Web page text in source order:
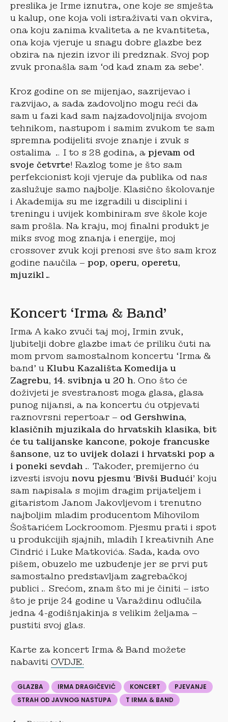
preslika je Irme iznutra, one koje se smješta
u kalup, one koja voli istraživati van okvira,
ona koju zanima kvaliteta a ne kvantiteta,
ona koja vjeruje u snagu dobre glazbe bez
obzira na njezin izvor ili predznak. Svoj pop
zvuk pronašla sam ‘od kad znam za sebe’.
Kroz godine on se mijenjao, sazrijevao i
razvijao, a sada zadovoljno mogu reći da
sam u fazi kad sam najzadovoljnija svojom
tehnikom, nastupom i samim zvukom te sam
spremna podijeliti svoje znanje i zvuk s
ostalima … I to s 28 godina, a pjevam od
svoje četvrte! Razlog tome je što sam
perfekcionist koji vjeruje da publika od nas
zaslužuje samo najbolje. Klasično školovanje
i Akademija su me izgradili u disciplini i
treningu i uvijek kombiniram sve škole koje
sam prošla. Na kraju, moj finalni produkt je
miks svog mog znanja i energije, moj
crossover zvuk koji prenosi sve što sam kroz
godine naučila – pop, operu, operetu,
mjuzikl…
Koncert ‘Irma & Band’
Irma A kako zvuči taj moj, Irmin zvuk,
ljubitelji dobre glazbe imat će priliku čuti na
mom prvom samostalnom koncertu ‘Irma &
band’ u Klubu Kazališta Komedija u
Zagrebu, 14. svibnja u 20 h. Ono što će
doživjeti je svestranost moga glasa, glasa
punog nijansi, a na koncertu ću otpjevati
raznovrsni repertoar – od Gershwina,
klasičnih mjuzikala do hrvatskih klasika, bit
će tu talijanske kancone, pokoje francuske
šansone, uz to uvijek dolazi i hrvatski pop a
i poneki sevdah … Također, premijerno ću
izvesti isvoju novu pjesmu ‘Bivši Budući’ koju
sam napisala s mojim dragim prijateljem i
gitaristom Janom Jakovljevom i trenutno
najboljim mladim producentom Mihovilom
Šoštarićem Lockroomom. Pjesmu prati i spot
u produkcijih sjajnih, mladih I kreativnih Ane
Cindrić i Luke Matkovića. Sada, kada ovo
pišem, obuzelo me uzbuđenje jer se prvi put
samostalno predstavljam zagrebačkoj
publici… Srećom, znam što mi je činiti – isto
što je prije 24 godine u Varaždinu odlučila
jedna 4-godišnjakinja s velikim željama –
pustiti svoj glas.
Karte za koncert Irma & Band možete
nabaviti OVDJE.
GLAZBA IRMA DRAGIČEVIĆ KONCERT
PJEVANJE
STRAH OD JAVNOG NASTUPA
T IRMA & BAND